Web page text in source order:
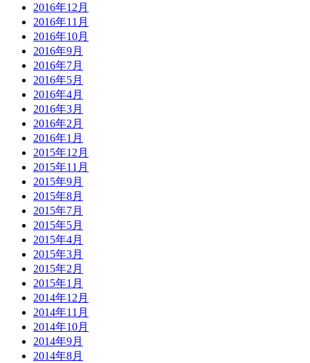
2016年12月
2016年11月
2016年10月
2016年9月
2016年7月
2016年5月
2016年4月
2016年3月
2016年2月
2016年1月
2015年12月
2015年11月
2015年9月
2015年8月
2015年7月
2015年5月
2015年4月
2015年3月
2015年2月
2015年1月
2014年12月
2014年11月
2014年10月
2014年9月
2014年8月